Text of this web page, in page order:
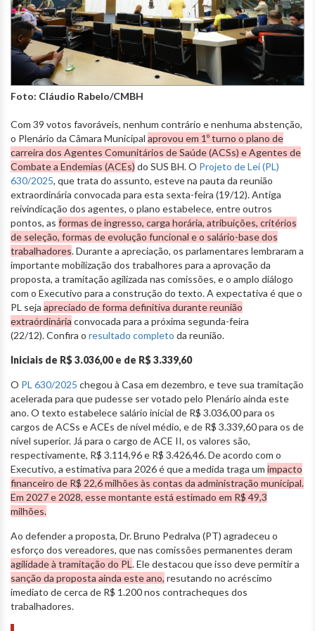
Foto: Cláudio Rabelo/CMBH
Com 39 votos favoráveis, nenhum contrário e nenhuma abstenção,
o Plenário da Câmara Municipal aprovou em 1º turno o plano de
carreira dos Agentes Comunitários de Saúde (ACSs) e Agentes de
Combate a Endemias (ACEs) do SUS BH. O Projeto de Lei (PL)
630/2025, que trata do assunto, esteve na pauta da reunião
extraordinária convocada para esta sexta-feira (19/12). Antiga
reivindicação dos agentes, o plano estabelece, entre outros
pontos, as formas de ingresso, carga horária, atribuições, critérios
de seleção, formas de evolução funcional e o salário-base dos
trabalhadores. Durante a apreciação, os parlamentares lembraram a
importante mobilização dos trabalhores para a aprovação da
proposta, a tramitação agilizada nas comissões, e o amplo diálogo
com o Executivo para a construção do texto. A expectativa é que o
PL seja apreciado de forma definitiva durante reunião
extraórdinária convocada para a próxima segunda-feira
(22/12). Confira o resultado completo da reunião.
Iniciais de R$ 3.036,00 e de R$ 3.339,60
O PL 630/2025 chegou à Casa em dezembro, e teve sua tramitação
acelerada para que pudesse ser votado pelo Plenário ainda este
ano. O texto estabelece salário inicial de R$ 3.036,00 para os
cargos de ACSs e ACEs de nível médio, e de R$ 3.339,60 para os de
nível superior. Já para o cargo de ACE II, os valores são,
respectivamente, R$ 3.114,96 e R$ 3.426,46. De acordo com o
Executivo, a estimativa para 2026 é que a medida traga um impacto
financeiro de R$ 22,6 milhões às contas da administração municipal.
Em 2027 e 2028, esse montante está estimado em R$ 49,3
milhões.
Ao defender a proposta, Dr. Bruno Pedralva (PT) agradeceu o
esforço dos vereadores, que nas comissões permanentes deram
agilidade à tramitação do PL . Ele destacou que isso deve permitir a
sanção da proposta ainda este ano, resutando no acréscimo
imediato de cerca de R$ 1.200 nos contracheques dos
trabalhadores.